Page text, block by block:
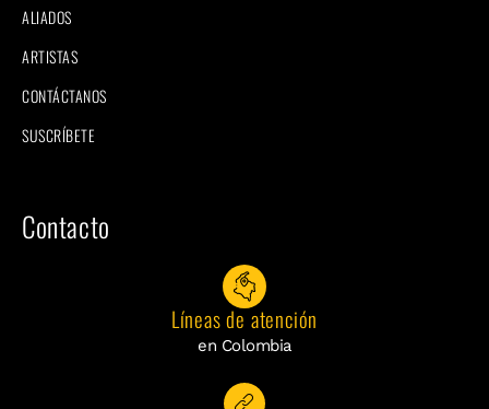
ALIADOS
ARTISTAS
CONTÁCTANOS
SUSCRÍBETE
Contacto
Líneas de atención
en Colombia